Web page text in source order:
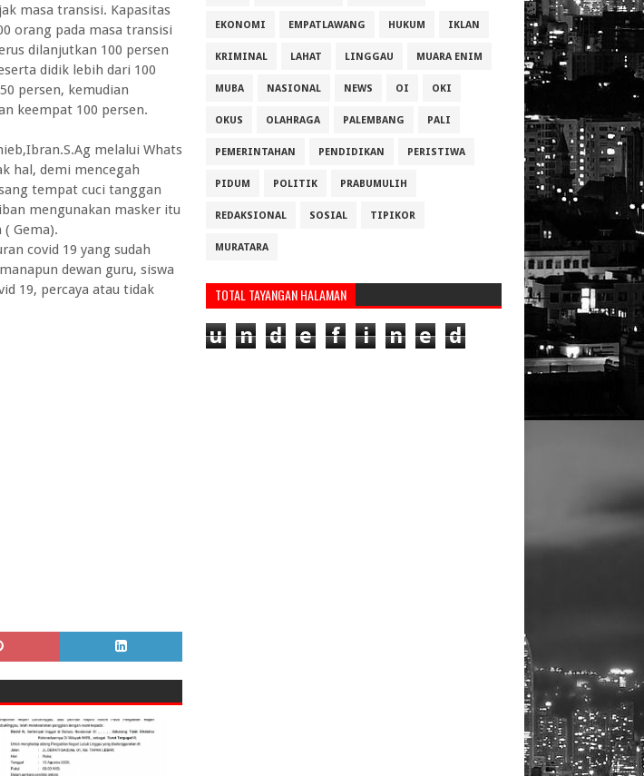
masa transisi. Kapasitas
orang pada masa transisi
dilanjutkan 100 persen
didik lebih dari 100
persen, kemudian
keempat 100 persen.
melalui Whats
hal, demi mencegah
tempat cuci tanggan
mengunakan masker itu
Gema).
covid 19 yang sudah
dewan guru, siswa
19, percaya atau tidak
EKONOMI EMPATLAWANG HUKUM IKLAN
KRIMINAL LAHAT LINGGAU MUARA ENIM
MUBA NASIONAL NEWS OI OKI
OKUS OLAHRAGA PALEMBANG PALI
PEMERINTAHAN PENDIDIKAN PERISTIWA
PIDUM POLITIK PRABUMULIH
REDAKSIONAL SOSIAL TIPIKOR
MURATARA
TOTAL TAYANGAN HALAMAN
u n d e f i n e d